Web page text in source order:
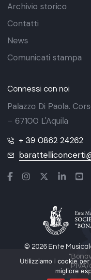
© 2026 Ente
Archivio storico
Contatti
News
Comunicati stampa
Connessi con noi
Palazzo Di Paola.
– 67100 L'Aquila
+ 39 0862 24262
Utilizziamo i cookie
migliore